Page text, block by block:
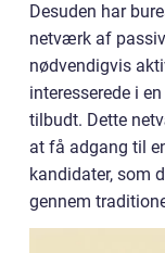
Desuden har
netværk af
nødvendigvis
interesserede i
tilbudt. Dette
at få adgang til
kandidater, som
gennem